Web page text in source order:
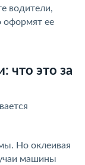
водители,
оформят ее
что это за
Но оклеивая
машины